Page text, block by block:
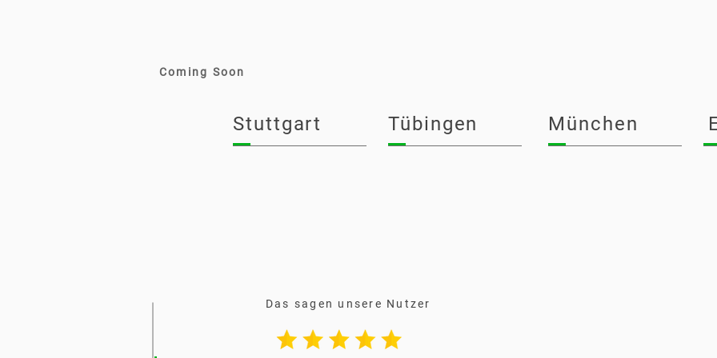
Coming Soon
Stuttgart Tübingen München
Das sagen unsere Nutzer